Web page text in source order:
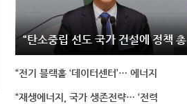
“탄소중립 선도 국가 건설에 정책 총
“전기 블랙홀 ‘데이터센터’… 에너지
“재생에너지, 국가 생존전략… ‘전력